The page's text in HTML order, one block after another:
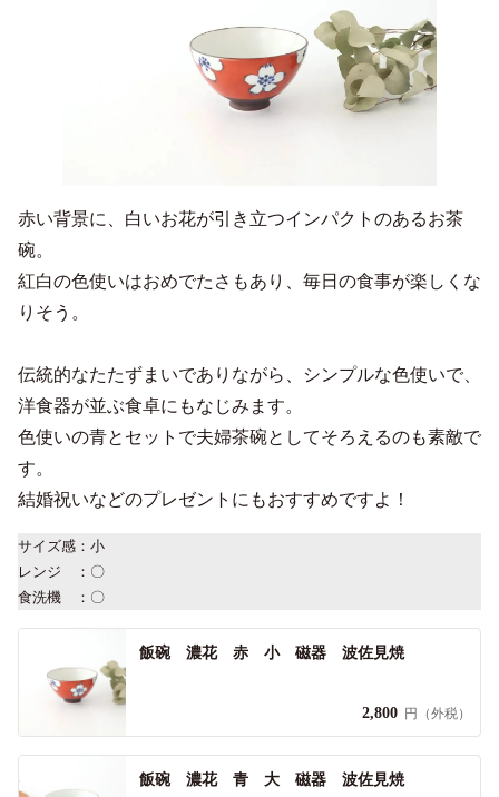
赤い背景に、白いお花が引き立つインパクトのあるお茶
碗。
紅白の色使いはおめでたさもあり、毎日の食事が楽しくな
りそう。
伝統的なたたずまいでありながら、シンプルな色使いで、
洋食器が並ぶ食卓にもなじみます。
色使いの青とセットで夫婦茶碗としてそろえるのも素敵で
す。
結婚祝いなどのプレゼントにもおすすめですよ！
サイズ感：小
レンジ ：〇
食洗機 ：〇
飯碗 濃花 赤 小 磁器 波佐見焼
2,800 円（外税）
飯碗 濃花 青 大 磁器 波佐見焼